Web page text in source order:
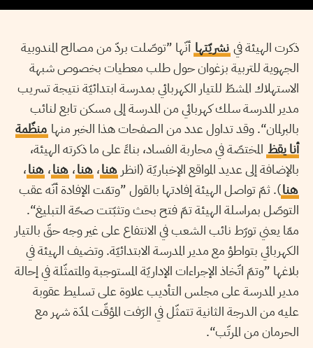
ذكرت الهيئة في نشريّتها أنّها ”توصّلت بردّ من مصالح المندوبية
الجهوية للتربية بزغوان حول طلب معطيات بخصوص شبهة
الاستهلاك المشطّ للتيار الكهربائي بمدرسة ابتدائيّة نتيجة تسريب
مدير المدرسة سلك كهربائي من المدرسة إلى مسكن تابع لنائب
بالبرلمان“. وقد تداول عدد من الصفحات هذا الخبر منها منظّمة
أنا يقظ المختصّة في محاربة الفساد، بناءً على ما ذكرته الهيئة،
بالإضافة إلى عديد المواقع الإخباريّة (انظر هنا، هنا، هنا، هنا،
هنا). ثمّ تواصل الهيئة إفادتها بالقول ”وتمّت الإفادة أنّه عقب
التوصّل بمراسلة الهيئة تمّ فتح بحث وتثبّتت صحّة التبليغ“.
ممّا يعني تورّط نائب الشعب في الانتفاع على غير وجه حقّ بالتيار
الكهربائي بتواطؤ مع مدير المدرسة الابتدائيّة. وتضيف الهيئة في
بلاغها ”وتمّ اتّخاذ الإجراءات الإداريّة المستوجبة والمتمثّلة في إحالة
مدير المدرسة على مجلس التأديب علاوة على تسليط عقوبة
عليه من الدرجة الثانية تتمثّل في الرّفت المؤقّت لمدّة شهر مع
الحرمان من المرتّب“.